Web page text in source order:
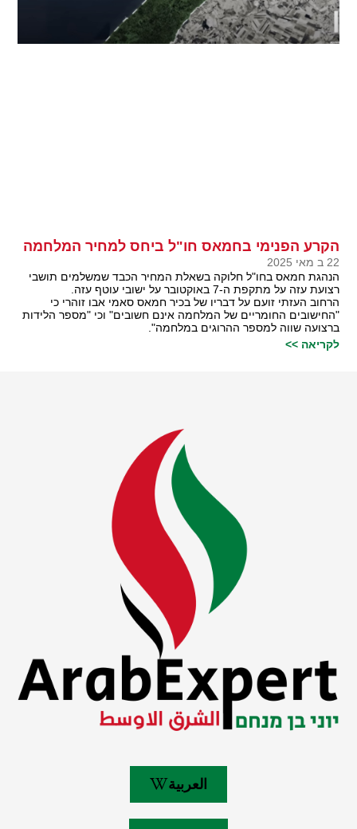
הקרע הפנימי בחמאס חו"ל ביחס למחיר המלחמה
22 ב מאי 2025
הנהגת חמאס בחו"ל חלוקה בשאלת המחיר הכבד שמשלמים תושבי
רצועת עזה על מתקפת ה-7 באוקטובר על ישובי עוטף עזה.
הרחוב העזתי זועם על דבריו של בכיר חמאס סאמי אבו זוהרי כי
"החישובים החומריים של המלחמה אינם חשובים" וכי "מספר הלידות
ברצועה שווה למספר ההרוגים במלחמה".
לקריאה >>
العربية